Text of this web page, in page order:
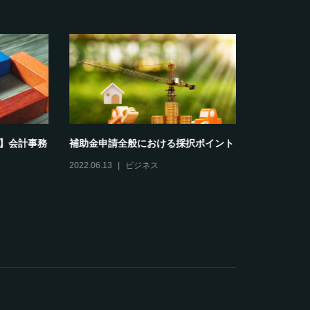
計事務
補助金申請全般における採択ポイント
2022.06.13 ビジネス